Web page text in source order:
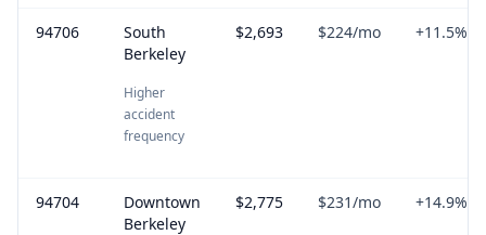
94706
South
Berkeley
Higher
accident
frequency
$2,693 $224/mo +11.5%
94704
Downtown
Berkeley
$2,775 $231/mo +14.9%